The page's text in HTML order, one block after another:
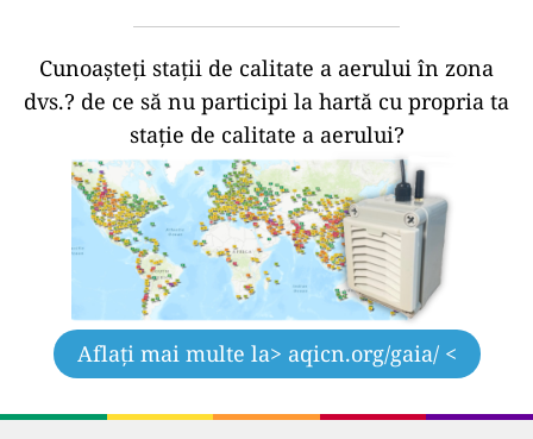
Cunoașteți stații de calitate a aerului în zona
dvs.? de ce să nu participi la hartă cu propria ta
stație de calitate a aerului?
Aflați mai multe la> aqicn.org/gaia/ <